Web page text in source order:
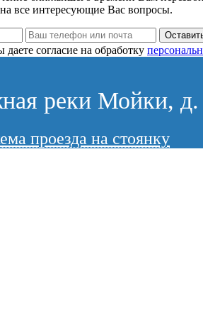
все интересующие Вас вопросы.
даете согласие на обработку
реки Мойки, д.
проезда на стоянку